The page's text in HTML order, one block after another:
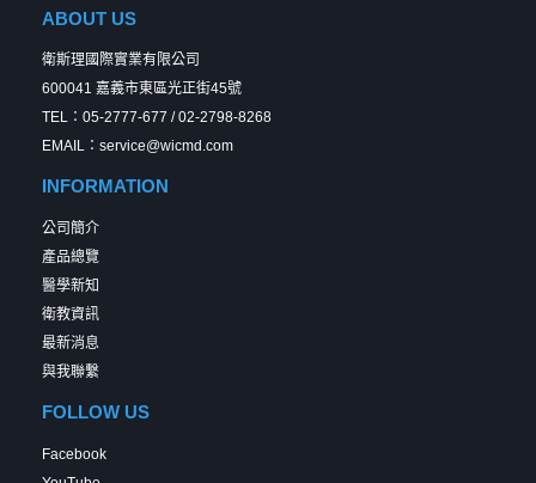
ABOUT US
衛斯理國際實業有限公司
600041 嘉義市東區光正街45號
TEL：05-2777-677 / 02-2798-8268
EMAIL：service@wicmd.com
INFORMATION
公司簡介
產品總覽
醫學新知
衛教資訊
最新消息
與我聯繫
FOLLOW US
Facebook